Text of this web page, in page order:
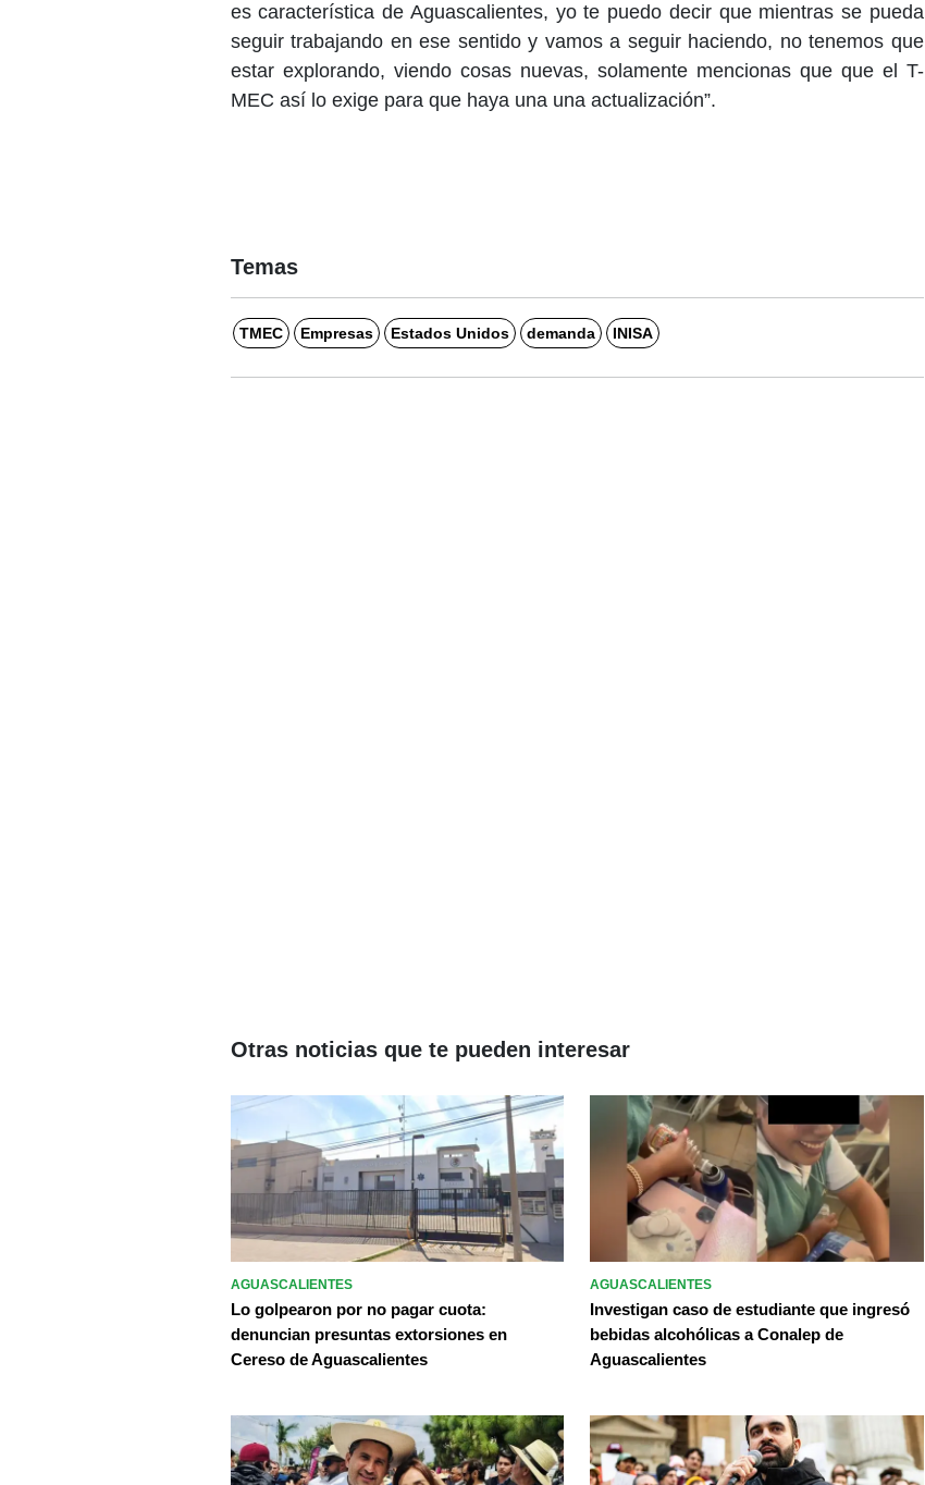
es característica de Aguascalientes, yo te puedo decir que mientras se pueda
seguir trabajando en ese sentido y vamos a seguir haciendo, no tenemos que
estar explorando, viendo cosas nuevas, solamente mencionas que que el T-
MEC así lo exige para que haya una una actualización”.
Temas
TMEC Empresas Estados Unidos demanda INISA
Otras noticias que te pueden interesar
AGUASCALIENTES
Lo golpearon por no pagar cuota:
denuncian presuntas extorsiones en
Cereso de Aguascalientes
AGUASCALIENTES
Investigan caso de estudiante que ingresó
bebidas alcohólicas a Conalep de
Aguascalientes